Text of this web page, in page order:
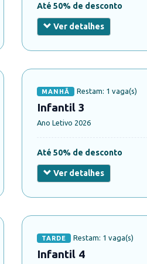
Até 50% de desconto
Ver detalhes
MANHÃ Restam: 1 vaga(s)
Infantil 3
Ano Letivo 2026
Até 50% de desconto
Ver detalhes
TARDE Restam: 1 vaga(s)
Infantil 4